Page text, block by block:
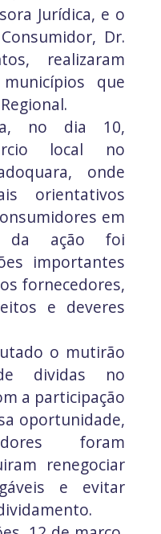
Jurídica, e o
Dr.
realizaram
que
no dia 10,
local no
onde
orientativos
em
da ação foi
importantes
fornecedores,
e deveres
o mutirão
dividas no
a participação
oportunidade,
foram
renegociar
e evitar